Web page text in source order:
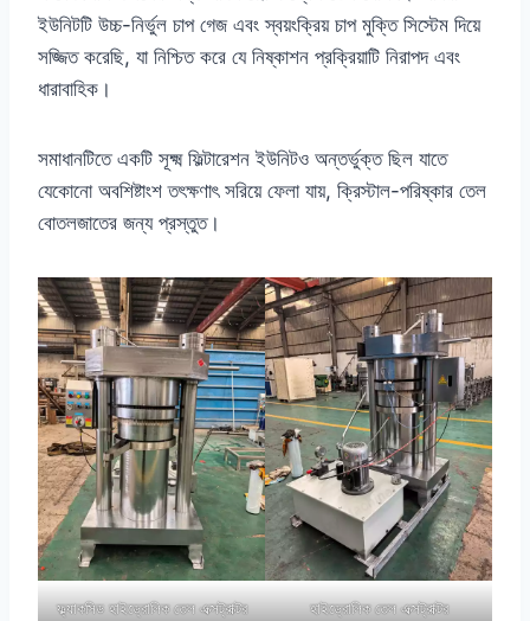
ইউনিটটি উচ্চ-নির্ভুল চাপ গেজ এবং স্বয়ংক্রিয় চাপ মুক্তি সিস্টেম দিয়ে
সজ্জিত করেছি, যা নিশ্চিত করে যে নিষ্কাশন প্রক্রিয়াটি নিরাপদ এবং
ধারাবাহিক।
সমাধানটিতে একটি সূক্ষ্ম ফিল্টারেশন ইউনিটও অন্তর্ভুক্ত ছিল যাতে
যেকোনো অবশিষ্টাংশ তৎক্ষণাৎ সরিয়ে ফেলা যায়, ক্রিস্টাল-পরিষ্কার তেল
বোতলজাতের জন্য প্রস্তুত।
ফ্ল্যাকসিড হাইড্রোলিক তেল এক্সট্রাক্টর হাইড্রোলিক তেল এক্সট্রাক্টর